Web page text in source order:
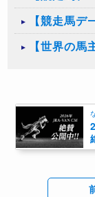
【競走馬
【世界の